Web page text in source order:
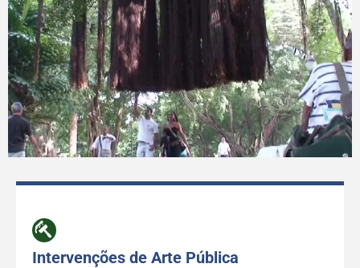
Intervenções de Arte Pública